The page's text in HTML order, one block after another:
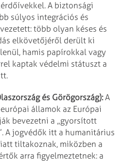
A biztonsági
súlyos integrációs és
több olyan késes és
elkövetőjéről derült ki
hamis papírokkal vagy
kaptak védelmi státuszt a
és Görögország):A
államok az Európai
bevezetni a „gyorsított
A jogvédők itt a humanitárius
tiltakoznak, miközben a
arra figyelmeztetnek: a